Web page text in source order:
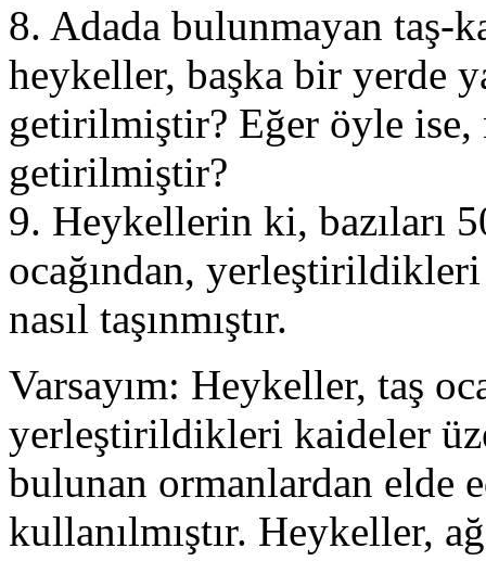
8. Adada bulunmayan taş-
heykeller, başka bir yerde
getirilmiştir? Eğer öyle ise,
getirilmiştir?
9. Heykellerin ki, bazıları
ocağından,
nasıl taşınmıştır.
Varsayım: Heykeller, taş
yerleştirildikleri kaideler
bulunan ormanlardan elde
kullanılmıştır. Heykeller,